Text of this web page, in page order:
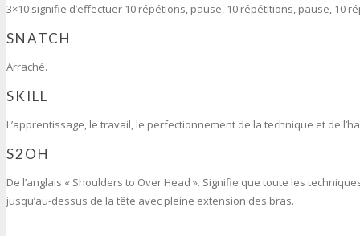
3×10 signifie d’effectuer 10 répétions, pause, 10 répétitions, pause, 10
SNATCH
Arraché.
SKILL
L’apprentissage, le travail, le perfectionnement de la technique et de
S2OH
De l’anglais « Shoulders to Over Head ». Signifie que toute les
jusqu’au-dessus de la tête avec pleine extension des bras.